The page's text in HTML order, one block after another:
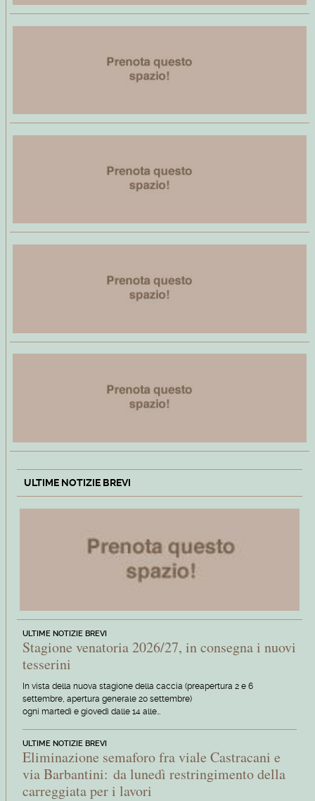
ULTIME NOTIZIE BREVI
ULTIME NOTIZIE BREVI
Stagione venatoria 2026/27, in consegna i nuovi
tesserini
In vista della nuova stagione della caccia (preapertura 2 e 6
settembre, apertura generale 20 settembre)
ogni martedì e giovedì dalle 14 alle…
ULTIME NOTIZIE BREVI
Eliminazione semaforo fra viale Castracani e
via Barbantini: da lunedì restringimento della
carreggiata per i lavori